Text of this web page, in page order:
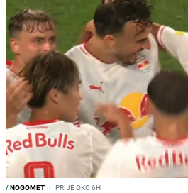
/NOGOMET I PRIJE OKO 6H